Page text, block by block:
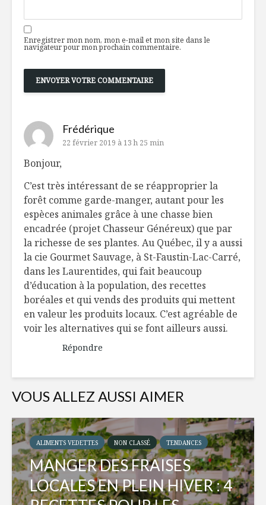
Enregistrer mon nom, mon e-mail et mon site dans le
navigateur pour mon prochain commentaire.
Frédérique
22 février 2019 à 13 h 25 min
Bonjour,
C’est très intéressant de se réapproprier la
forêt comme garde-manger, autant pour les
espèces animales grâce à une chasse bien
encadrée (projet Chasseur Généreux) que par
la richesse de ses plantes. Au Québec, il y a aussi
la cie Gourmet Sauvage, à St-Faustin-Lac-Carré,
dans les Laurentides, qui fait beaucoup
d’éducation à la population, des recettes
boréales et qui vends des produits qui mettent
en valeur les produits locaux. C’est agréable de
voir les alternatives qui se font ailleurs aussi.
Répondre
VOUS ALLEZ AUSSI AIMER
ALIMENTS VEDETTES NON CLASSÉ TENDANCES
MANGER DES FRAISES
LOCALES EN PLEIN HIVER : 4